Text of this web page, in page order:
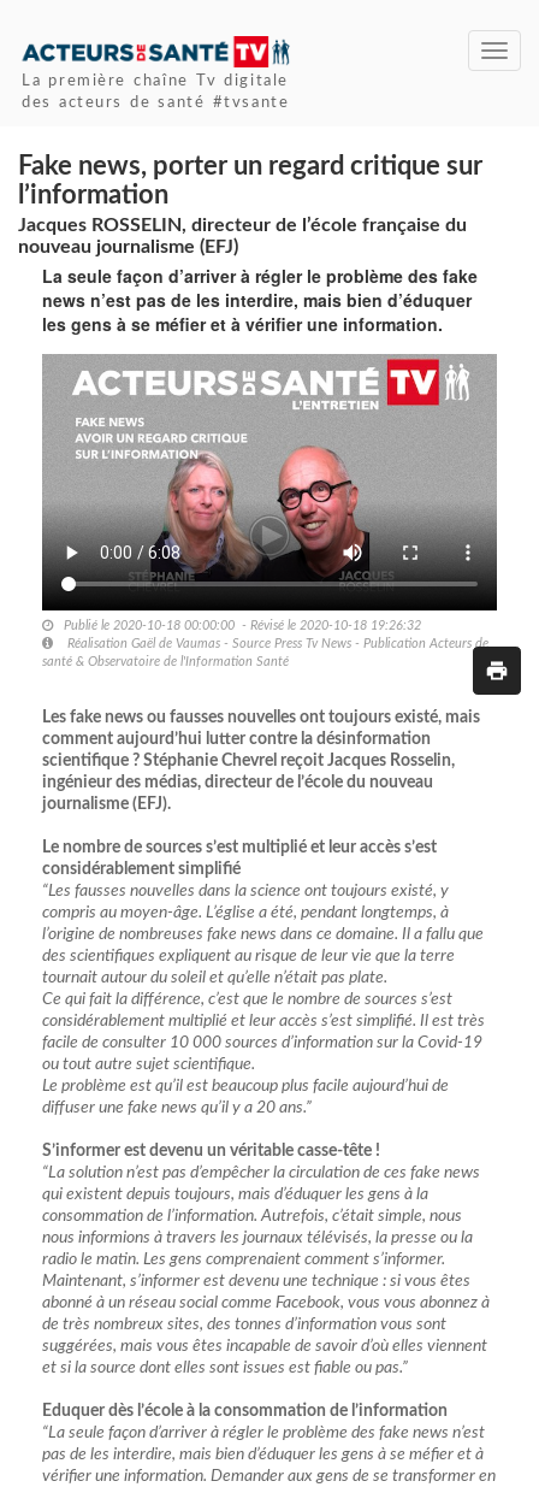
La première chaîne Tv digitale
des acteurs de santé #tvsante
Fake news, porter un regard critique sur
l’information
Jacques ROSSELIN, directeur de l’école française du
nouveau journalisme (EFJ)
La seule façon d’arriver à régler le problème des fake
news n’est pas de les interdire, mais bien d’éduquer
les gens à se méfier et à vérifier une information.
Publié le 2020-10-18 00:00:00 - Révisé le 2020-10-18 19:26:32
Réalisation Gaël de Vaumas - Source Press Tv News - Publication Acteurs de
santé & Observatoire de l'Information Santé
Les fake news ou fausses nouvelles ont toujours existé, mais
comment aujourd’hui lutter contre la désinformation
scientifique ? Stéphanie Chevrel reçoit Jacques Rosselin,
ingénieur des médias, directeur de l’école du nouveau
journalisme (EFJ).
Le nombre de sources s’est multiplié et leur accès s’est
considérablement simplifié
“Les fausses nouvelles dans la science ont toujours existé, y
compris au moyen-âge. L’église a été, pendant longtemps, à
l’origine de nombreuses fake news dans ce domaine. Il a fallu que
des scientifiques expliquent au risque de leur vie que la terre
tournait autour du soleil et qu’elle n’était pas plate.
Ce qui fait la différence, c’est que le nombre de sources s’est
considérablement multiplié et leur accès s’est simplifié. Il est très
facile de consulter 10 000 sources d’information sur la Covid-19
ou tout autre sujet scientifique.
Le problème est qu’il est beaucoup plus facile aujourd’hui de
diffuser une fake news qu’il y a 20 ans.”
S’informer est devenu un véritable casse-tête !
“La solution n’est pas d’empêcher la circulation de ces fake news
qui existent depuis toujours, mais d’éduquer les gens à la
consommation de l’information. Autrefois, c’était simple, nous
nous informions à travers les journaux télévisés, la presse ou la
radio le matin. Les gens comprenaient comment s’informer.
Maintenant, s’informer est devenu une technique : si vous êtes
abonné à un réseau social comme Facebook, vous vous abonnez à
de très nombreux sites, des tonnes d’information vous sont
suggérées, mais vous êtes incapable de savoir d’où elles viennent
et si la source dont elles sont issues est fiable ou pas.”
Eduquer dès l’école à la consommation de l’information
“La seule façon d’arriver à régler le problème des fake news n’est
pas de les interdire, mais bien d’éduquer les gens à se méfier et à
vérifier une information. Demander aux gens de se transformer en